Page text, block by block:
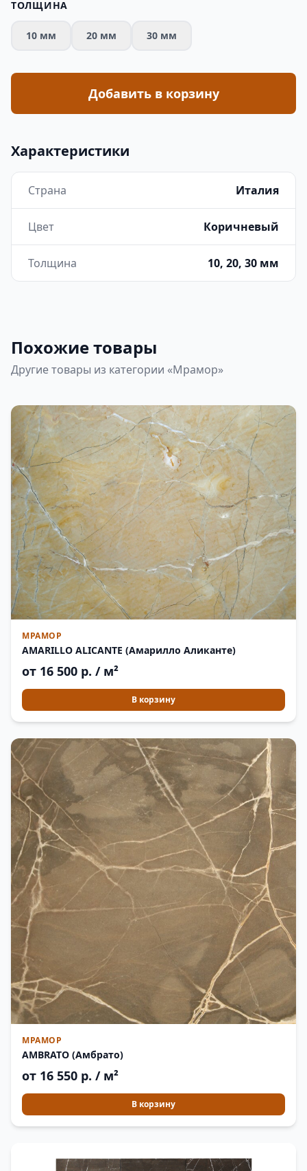
ТОЛЩИНА
10 мм 20 мм 30 мм
Добавить в корзину
Характеристики
Страна Италия
Цвет Коричневый
Толщина 10, 20, 30 мм
Похожие товары
Другие товары из категории «Мрамор»
МРАМОР
AMARILLO ALICANTE (Амарилло Аликанте)
от 16 500 р. / м²
В корзину
МРАМОР
AMBRATO (Амбрато)
от 16 550 р. / м²
В корзину